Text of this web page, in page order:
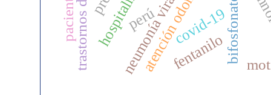
bifosfonatos
covid-19
neumonía viral
pacientes perú
fentanilo